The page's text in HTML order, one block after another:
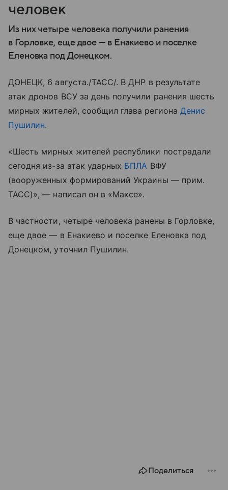
человек
Из них четыре человека получили ранения
в Горловке, еще двое — в Енакиево и поселке
Еленовка под Донецком.
ДОНЕЦК, 6 августа./ТАСС/. В ДНР в результате
атак дронов ВСУ за день получили ранения шесть
мирных жителей, сообщил глава региона Денис
Пушилин.
«Шесть мирных жителей республики пострадали
сегодня из-за атак ударных БПЛА ВФУ
(вооруженных формирований Украины — прим.
ТАСС)», — написал он в «Максе».
В частности, четыре человека ранены в Горловке,
еще двое — в Енакиево и поселке Еленовка под
Донецком, уточнил Пушилин.
Поделиться